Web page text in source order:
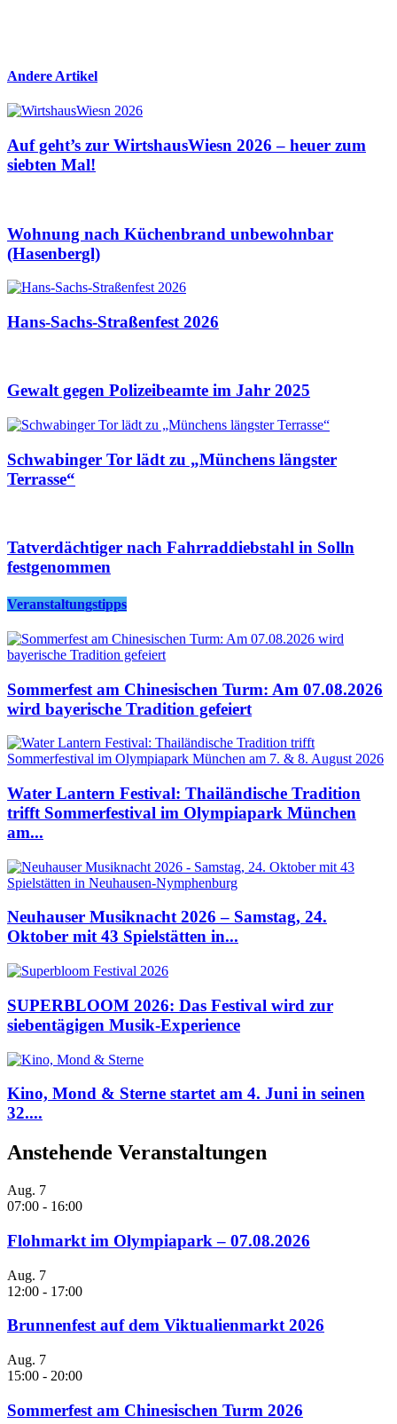
Andere Artikel
Auf geht’s zur WirtshausWiesn 2026 – heuer zum
siebten Mal!
Wohnung nach Küchenbrand unbewohnbar
(Hasenbergl)
Hans-Sachs-Straßenfest 2026
Gewalt gegen Polizeibeamte im Jahr 2025
Schwabinger Tor lädt zu „Münchens längster
Terrasse“
Tatverdächtiger nach Fahrraddiebstahl in Solln
festgenommen
Veranstaltungstipps
Sommerfest am Chinesischen Turm: Am 07.08.2026
wird bayerische Tradition gefeiert
Water Lantern Festival: Thailändische Tradition
trifft Sommerfestival im Olympiapark München
am...
Neuhauser Musiknacht 2026 – Samstag, 24.
Oktober mit 43 Spielstätten in...
SUPERBLOOM 2026: Das Festival wird zur
siebentägigen Musik-Experience
Kino, Mond & Sterne startet am 4. Juni in seinen
32....
Anstehende Veranstaltungen
Aug. 7
07:00 - 16:00
Flohmarkt im Olympiapark – 07.08.2026
Aug. 7
12:00 - 17:00
Brunnenfest auf dem Viktualienmarkt 2026
Aug. 7
15:00 - 20:00
Sommerfest am Chinesischen Turm 2026